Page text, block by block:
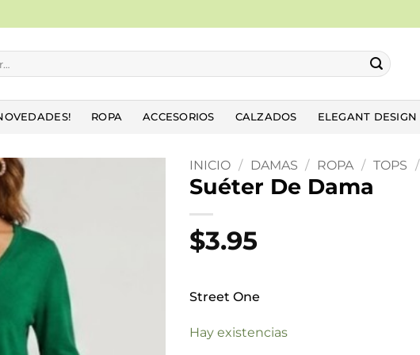
ROPA ACCESORIOS CALZADOS ELEGANT DESIGN
INICIO / DAMAS / ROPA / TOPS /
Suéter De Dama
$3.95
Street One
Hay existencias